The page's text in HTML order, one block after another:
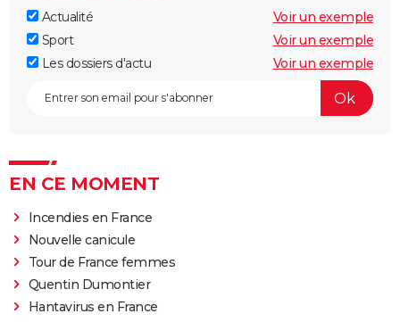
Actualité
Voir un exemple
Sport
Voir un exemple
Les dossiers d'actu
Voir un exemple
EN CE MOMENT
Incendies en France
Nouvelle canicule
Tour de France femmes
Quentin Dumontier
Hantavirus en France